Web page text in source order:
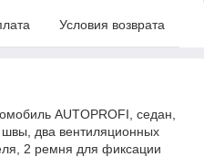
Условия возврата
AUTOPROFI, седан,
два вентиляционных
2 ремня для фиксации